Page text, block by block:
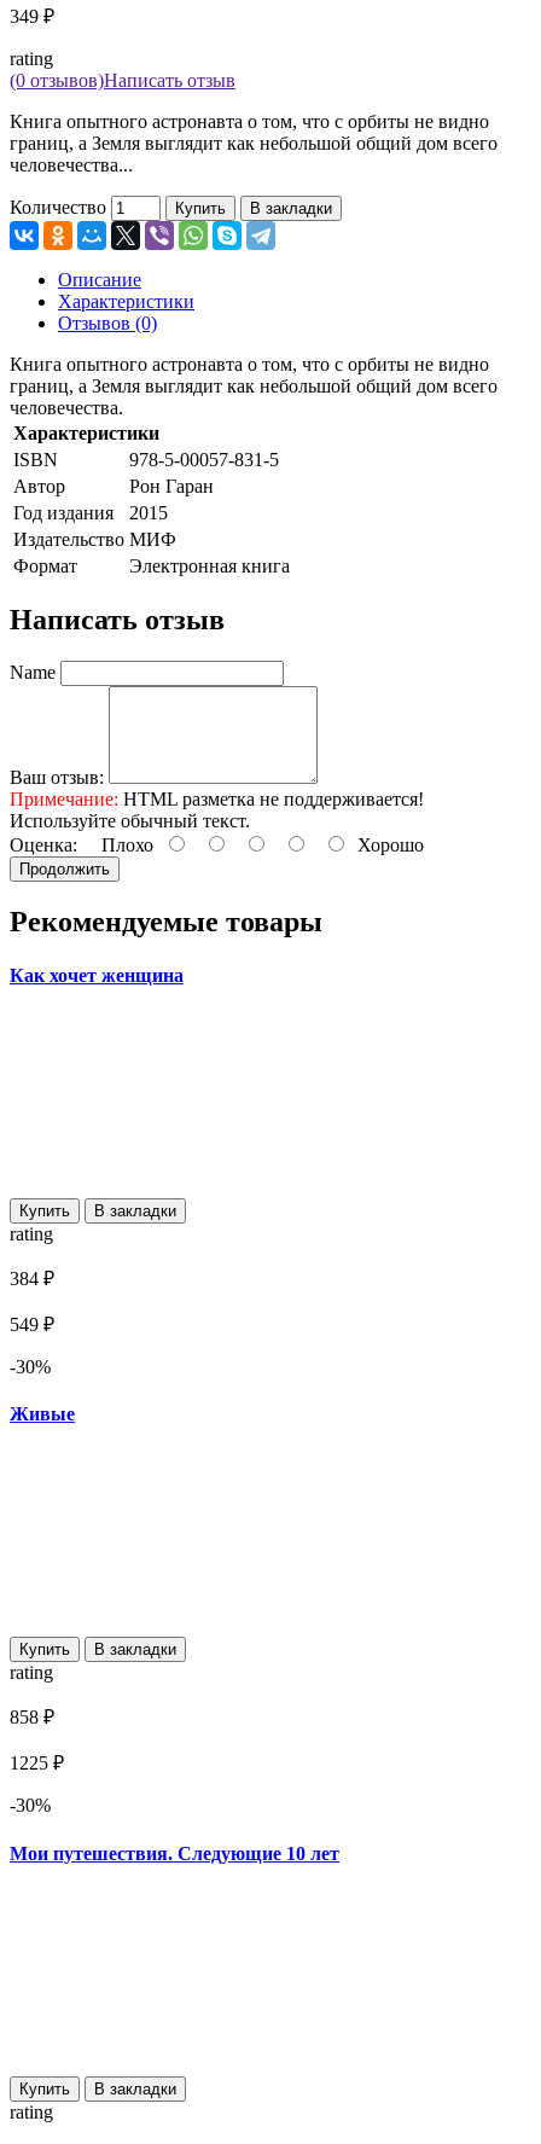
349 ₽
rating
(0 отзывов)Написать отзыв
Книга опытного астронавта о том, что с орбиты не видно
границ, а Земля выглядит как небольшой общий дом всего
человечества...
Количество Купить В закладки
Описание
Характеристики
Отзывов (0)
Книга опытного астронавта о том, что с орбиты не видно
границ, а Земля выглядит как небольшой общий дом всего
человечества.
Характеристики
ISBN
978-5-00057-831-5
Автор
Рон Гаран
Год издания
2015
Издательство МИФ
Формат
Электронная книга
Написать отзыв
Name
Ваш отзыв:
Примечание: HTML разметка не поддерживается!
Используйте обычный текст.
Оценка: Плохо Хорошо
Продолжить
Рекомендуемые товары
Как хочет женщина
Купить В закладки
rating
384 ₽
549 ₽
-30%
Живые
Купить В закладки
rating
858 ₽
1225 ₽
-30%
Мои путешествия. Следующие 10 лет
Купить В закладки
rating